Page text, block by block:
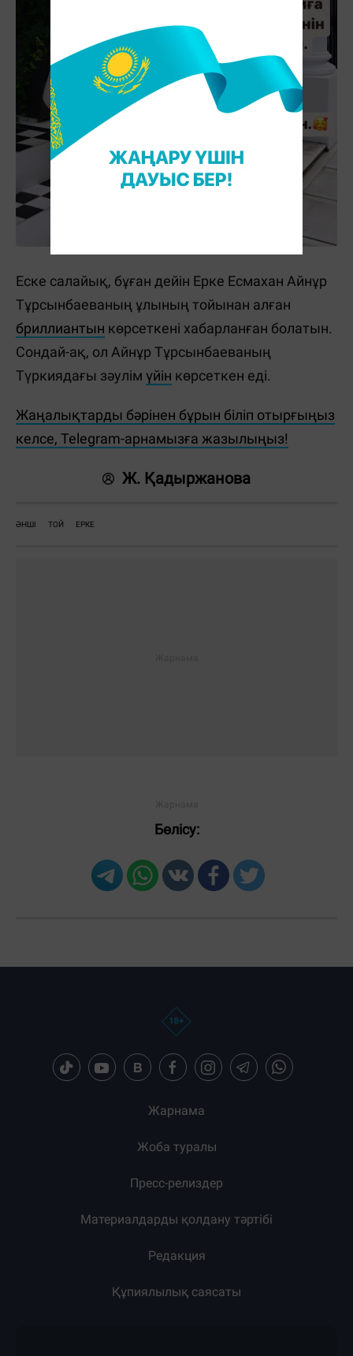
Еске салайық, бұған дейін Ерке Есмахан Айнұр
Тұрсынбаеваның ұлының тойынан алған
бриллиантын көрсеткені хабарланған болатын.
Сондай-ақ, ол Айнұр Тұрсынбаеваның
Түркиядағы зәулім үйін көрсеткен еді.
Жаңалықтарды бәрінен бұрын біліп отырғыңыз
келсе, Telegram-арнамызға жазылыңыз!
Ж. Қадыржанова
ӘНШІ ТОЙ ЕРКЕ
Бөлісу:
Жарнама
Жоба туралы
Пресс-релиздер
Материалдарды қолдану тәртібі
Редакция
Құпиялылық саясаты